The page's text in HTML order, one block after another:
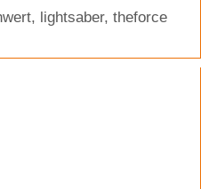
, lightsaber,theforce